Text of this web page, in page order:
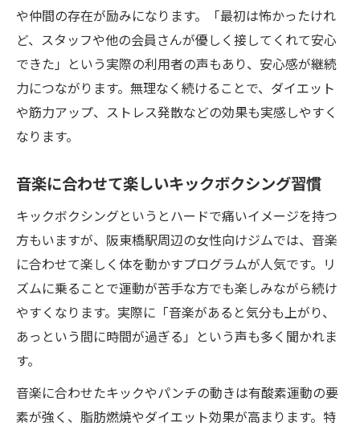
や仲間の存在が励みになります。「最初は怖かったけれ
ど、スタッフや他の会員さんが優しく接してくれて安心
できた」という実際の利用者の声もあり、安心感が継続
力につながります。無理なく続けることで、ダイエット
や筋力アップ、ストレス発散などの効果も実感しやすく
なります。
音楽に合わせて楽しいキックボクシング習慣
キックボクシングというとハードで痛いイメージを持つ
方もいますが、阪東橋駅周辺の女性向けジムでは、音楽
に合わせて楽しく体を動かすプログラムが人気です。リ
ズムに乗ることで運動が苦手な方でも楽しみながら続け
やすくなります。実際に「音楽があると気分も上がり、
あっという間に時間が過ぎる」という声も多く聞かれま
す。
音楽に合わせたキックやパンチの動きは有酸素運動の要
素が強く、脂肪燃焼やダイエット効果が高まります。特